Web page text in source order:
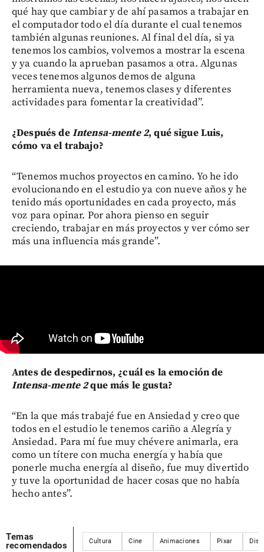
qué hay que cambiar y de ahí pasamos a trabajar en
el computador todo el día durante el cual tenemos
también algunas reuniones. Al final del día, si ya
tenemos los cambios, volvemos a mostrar la escena
y ya cuando la aprueban pasamos a otra. Algunas
veces tenemos algunos demos de alguna
herramienta nueva, tenemos clases y diferentes
actividades para fomentar la creatividad”.
¿Después deIntensa-mente 2, qué sigue Luis,
cómo va el trabajo?
“Tenemos muchos proyectos en camino. Yo he ido
evolucionando en el estudio ya con nueve años y he
tenido más oportunidades en cada proyecto, más
voz para opinar. Por ahora pienso en seguir
creciendo, trabajar en más proyectos y ver cómo ser
más una influencia más grande”.
Antes de despedirnos, ¿cuál es la emoción de
Intensa-mente 2que más le gusta?
“En la que más trabajé fue en Ansiedad y creo que
todos en el estudio le tenemos cariño a Alegría y
Ansiedad. Para mí fue muy chévere animarla, era
como un títere con mucha energía y había que
ponerle mucha energía al diseño, fue muy divertido
y tuve la oportunidad de hacer cosas que no había
hecho antes”.
Temas
recomendados
Cultura Cine Animaciones Pixar